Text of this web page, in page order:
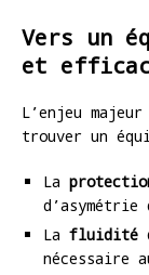
Vers un
et
L’enjeu
trouver un
La
d’asymétrie
La fluidité
nécessaire